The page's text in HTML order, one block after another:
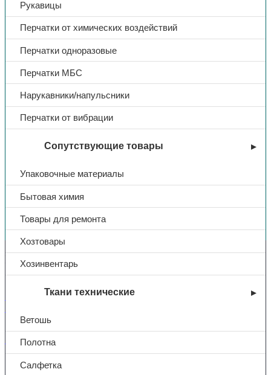
Рукавицы
Перчатки от химических воздействий
Перчатки одноразовые
Перчатки МБС
Нарукавники/напульсники
Перчатки от вибрации
Сопутствующие товары
Упаковочные материалы
Бытовая химия
Товары для ремонта
Хозтовары
Хозинвентарь
Ткани технические
Ветошь
Полотна
Салфетка
Вы недавно смотрели
Контакты
+7 (831) 214-01-31
101@adk52.ru